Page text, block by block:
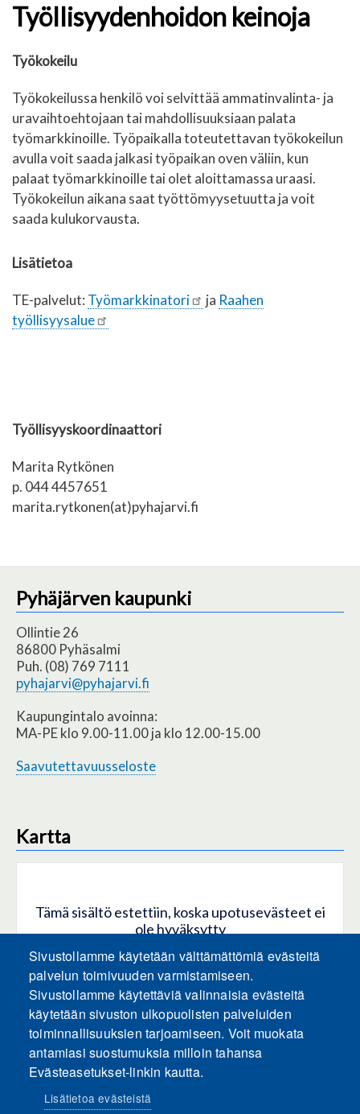
Työllisyydenhoidon keinoja
Työkokeilu
Työkokeilussa henkilö voi selvittää ammatinvalinta- ja
uravaihtoehtojaan tai mahdollisuuksiaan palata
työmarkkinoille. Työpaikalla toteutettavan työkokeilun
avulla voit saada jalkasi työpaikan oven väliin, kun
palaat työmarkkinoille tai olet aloittamassa uraasi.
Työkokeilun aikana saat työttömyysetuutta ja voit
saada kulukorvausta.
Lisätietoa
TE-palvelut: Työmarkkinatori ja Raahen
työllisyysalue
Työllisyyskoordinaattori
Marita Rytkönen
p. 044 4457651
marita.rytkonen(at)pyhajarvi.fi
Pyhäjärven kaupunki
Ollintie 26
86800 Pyhäsalmi
Puh. (08) 769 7111
pyhajarvi@pyhajarvi.fi
Kaupungintalo avoinna:
MA-PE klo 9.00-11.00 ja klo 12.00-15.00
Saavutettavuusseloste
Kartta
Tämä sisältö estettiin, koska upotusevästeet ei
ole hyväksytty
HYVÄKSY KAIKKI EVÄSTEET
Hyväksy vain upotusevästeet
Sivustollamme käytetään välttämättömiä evästeitä
palvelun toimivuuden varmistamiseen.
Sivustollamme käytettäviä valinnaisia evästeitä
käytetään sivuston ulkopuolisten palveluiden
toiminnallisuuksien tarjoamiseen. Voit muokata
antamiasi suostumuksia milloin tahansa
Evästeasetukset-linkin kautta.
Lisätietoa evästeistä